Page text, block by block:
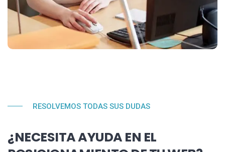
RESOLVEMOS TODAS SUS DUDAS
¿NECESITA AYUDA EN EL